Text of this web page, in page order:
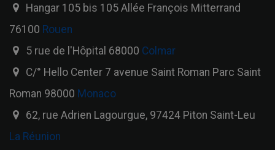
Hangar 105 bis 105 Allée François Mitterrand
76100 Rouen
5 rue de l'Hôpital 68000 Colmar
C/° Hello Center 7 avenue Saint Roman Parc Saint
Roman 98000 Monaco
62, rue Adrien Lagourgue, 97424 Piton Saint-Leu
La Réunion